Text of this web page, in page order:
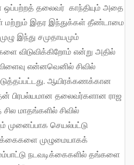
தலைவர் காந்தியும் அதை
மற்றும் இதர இந்துக்கள் தீண்டாமை
இந்து சமுதாயமும்
விடுவிக்கிறோம் என்று அதில்
என்னவெனில் சிவில்
ஆயிரக்கணக்கான
பிரபல்யமான தலைவர்களான ராஜ
மாதங்களில் சிவில்
முனைப்பாக செயல்பட்டு
முழுமையாகக்
நடவடிக்கைகளில் தங்களை